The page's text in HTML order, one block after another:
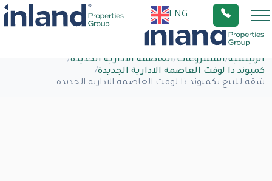
ENG
الرئيسية/المشروعات/العاصمة الادارية الجديدة/
كمبوند ذا لوفت العاصمة الادارية الجديدة/
شقه للبيع بكمبوند ذا لوفت العاصمه الاداريه الجديده